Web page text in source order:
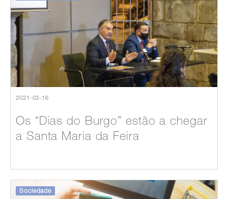
2021-03-16
Os “Dias do Burgo” estão a chegar
a Santa Maria da Feira
Sociedade